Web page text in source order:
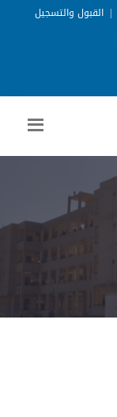
| القبول والتسجيل